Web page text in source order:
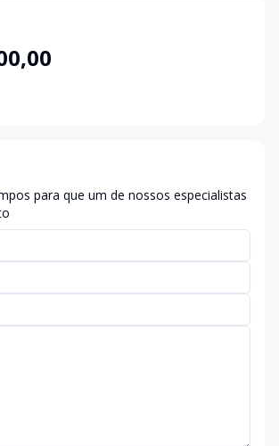
para que um de nossos especialistas